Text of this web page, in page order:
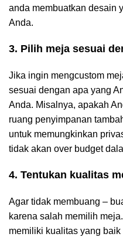
anda membuatkan desain
Anda.
3. Pilih meja sesuai
Jika ingin mengcustom
sesuai dengan apa yang
Anda. Misalnya, apakah
ruang penyimpanan
untuk memungkinkan
tidak akan over budget
4. Tentukan kualitas
Agar tidak membuang –
karena salah memilih
memiliki kualitas yang